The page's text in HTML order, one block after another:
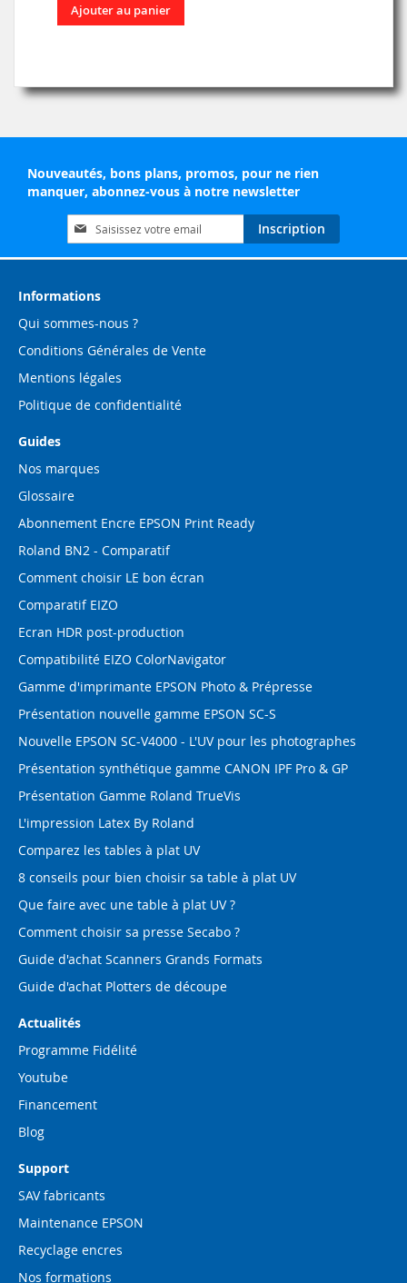
Ajouter au panier
Nouveautés, bons plans, promos, pour ne rien
manquer, abonnez-vous à notre newsletter
Inscription
à
notre
d’information
Inscription
Informations
Qui sommes-nous ?
Conditions Générales de Vente
Mentions légales
Politique de confidentialité
Guides
Nos marques
Glossaire
Abonnement Encre EPSON Print Ready
Roland BN2 - Comparatif
Comment choisir LE bon écran
Comparatif EIZO
Ecran HDR post-production
Compatibilité EIZO ColorNavigator
Gamme d'imprimante EPSON Photo & Prépresse
Présentation nouvelle gamme EPSON SC-S
Nouvelle EPSON SC-V4000 - L'UV pour les photographes
Présentation synthétique gamme CANON IPF Pro & GP
Présentation Gamme Roland TrueVis
L'impression Latex By Roland
Comparez les tables à plat UV
8 conseils pour bien choisir sa table à plat UV
Que faire avec une table à plat UV ?
Comment choisir sa presse Secabo ?
Guide d'achat Scanners Grands Formats
Guide d'achat Plotters de découpe
Actualités
Programme Fidélité
Youtube
Financement
Blog
Support
SAV fabricants
Maintenance EPSON
Recyclage encres
Nos formations